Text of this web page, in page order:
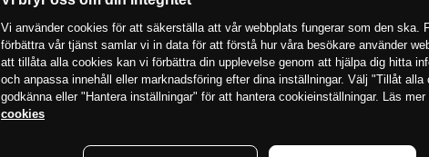
Vi använder cookies för att säkerställa att vår webbplats fungerar som den ska.
förbättra vår tjänst samlar vi in data för att förstå hur våra besökare använder
att tillåta alla cookies kan vi förbättra din upplevelse genom att hjälpa dig hitta
och anpassa innehåll eller marknadsföring efter dina inställningar. Välj "Tillåt
godkänna eller "Hantera inställningar" för att hantera cookieinställningar. Läs mer
cookies